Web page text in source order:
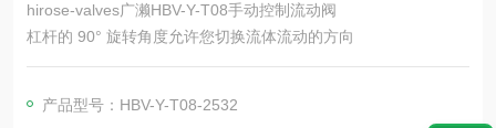
hirose-valves广濑HBV-Y-T08手动控制流动阀
杠杆的 90° 旋转角度允许您切换流体流动的方向
产品型号：HBV-Y-T08-2532